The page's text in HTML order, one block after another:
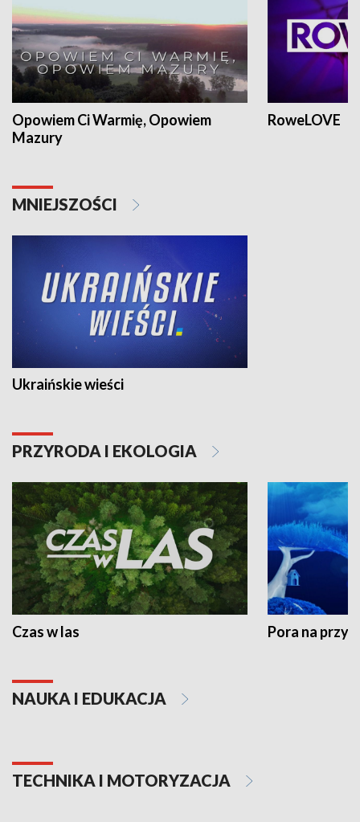
Opowiem Ci Warmię, Opowiem
Mazury
RoweLOVE
MNIEJSZOŚCI
Ukraińskie wieści
PRZYRODA I EKOLOGIA
Czas w las Pora na
NAUKA I EDUKACJA
TECHNIKA I MOTORYZACJA